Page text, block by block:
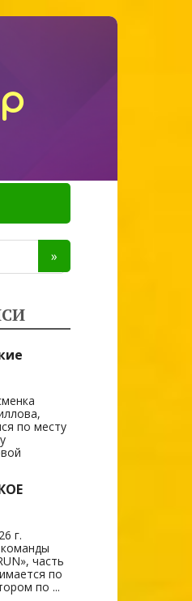
по месту
г.
часть
по
по ...